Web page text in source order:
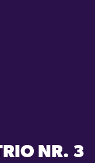
NR. 3